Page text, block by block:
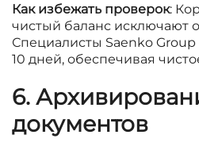
Как избежать проверок:
чистый баланс исключают
Специалисты Saenko
10 дней, обеспечивая
6.
документов